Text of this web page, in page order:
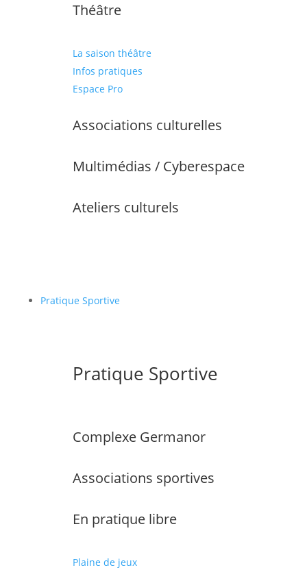
Théâtre
La saison théâtre
Infos pratiques
Espace Pro
Associations culturelles
Multimédias / Cyberespace
Ateliers culturels
Pratique Sportive
Pratique Sportive
Complexe Germanor
Associations sportives
En pratique libre
Plaine de jeux